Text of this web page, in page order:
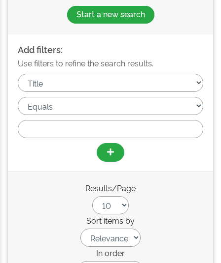
Start a new search
Add filters:
Use filters to refine the search results.
Results/Page
Sort items by
In order